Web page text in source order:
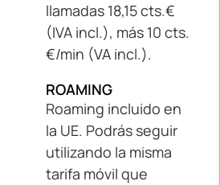
llamadas 18,15 cts.€
(IVA incl.), más 10 cts.
€/min (VA incl.).
ROAMING
Roaming incluido en
la UE. Podrás seguir
utilizando la misma
tarifa móvil que